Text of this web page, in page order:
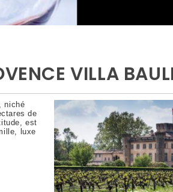
VILLA
niché
de
est
luxe